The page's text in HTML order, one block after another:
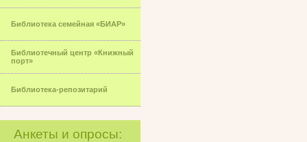
Библиотека семейная «БИАР»
Библиотечный центр «Книжный
порт»
Библиотека-репозитарий
Анкеты и опросы: